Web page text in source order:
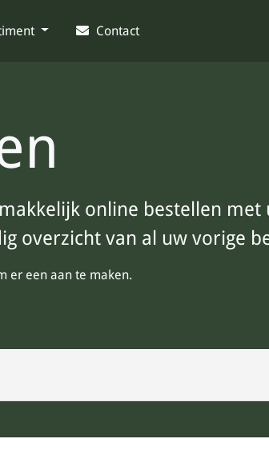
Contact
online bestellen met
overzicht van al uw vorige
er een aan te maken.